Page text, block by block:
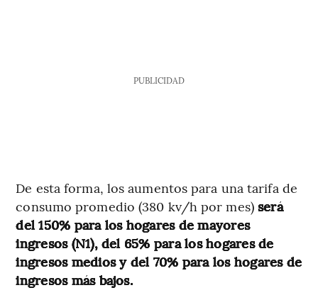
PUBLICIDAD
De esta forma, los aumentos para una tarifa de
consumo promedio (380 kv/h por mes) será
del 150% para los hogares de mayores
ingresos (N1), del 65% para los hogares de
ingresos medios y del 70% para los hogares de
ingresos más bajos.